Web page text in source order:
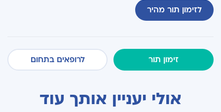
לזימון תור מהיר
זימון תור לרופאים בתחום
אולי יעניין אותך עוד